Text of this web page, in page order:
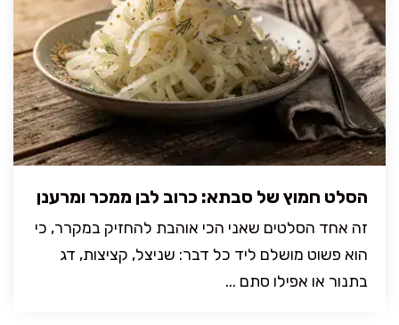
הסלט חמוץ של סבתא: כרוב לבן ממכר ומרענן
זה אחד הסלטים שאני הכי אוהבת להחזיק במקרר, כי
הוא פשוט מושלם ליד כל דבר: שניצל, קציצות, דג
בתנור או אפילו סתם ...